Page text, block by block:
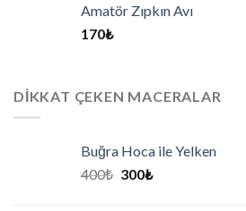
Amatör Zıpkın Avı
170₺
DIKKAT ÇEKEN MACERALAR
Buğra Hoca ile Yelken
400₺ 300₺